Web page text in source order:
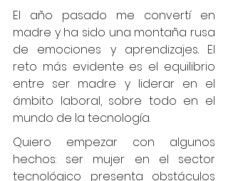
El año pasado me convertí en
madre y ha sido una montaña rusa
de emociones y aprendizajes. El
reto más evidente es el equilibrio
entre ser madre y liderar en el
ámbito laboral, sobre todo en el
mundo de la tecnología.
Quiero empezar con algunos
hechos: ser mujer en el sector
tecnológico presenta obstáculos